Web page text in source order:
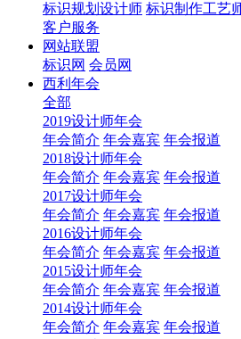
标识规划设计师 标识制作工艺
客户服务
网站联盟
标识网 会员网
西利年会
全部
2019设计师年会
年会简介 年会嘉宾 年会报道
2018设计师年会
年会简介 年会嘉宾 年会报道
2017设计师年会
年会简介 年会嘉宾 年会报道
2016设计师年会
年会简介 年会嘉宾 年会报道
2015设计师年会
年会简介 年会嘉宾 年会报道
2014设计师年会
年会简介 年会嘉宾 年会报道